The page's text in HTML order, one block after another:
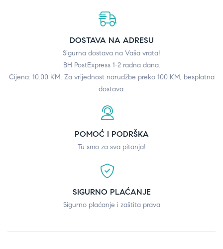
DOSTAVA NA ADRESU
Sigurna dostava na Vaša vrata!
BH PostExpress 1-2 radna dana.
Cijena: 10.00 KM. Za vrijednost narudžbe preko 100 KM, besplatna
dostava.
POMOĆ I PODRŠKA
Tu smo za sva pitanja!
SIGURNO PLAĆANJE
Sigurno plaćanje i zaštita prava